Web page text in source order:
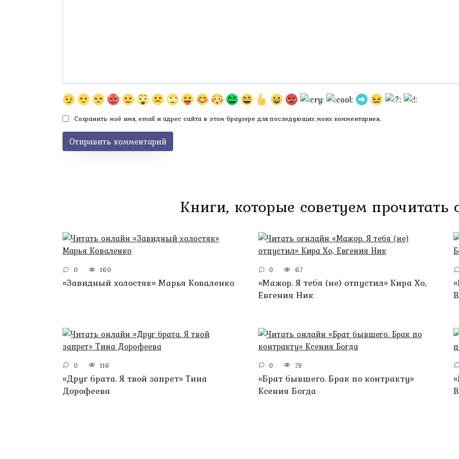
Сохранить моё имя, email и адрес сайта в этом браузере для последующих моих комментариев.
Книги, которые советуем прочитать
0 160
«Завидный холостяк» Марья Коваленко
0 67
«Мажор. Я тебя (не) отпустил» Кира Хо,
Евгения Ник
0 116
«Друг брата. Я твой запрет» Тина
Дорофеева
0 79
«Брат бывшего. Брак по контракту»
Ксения Богда